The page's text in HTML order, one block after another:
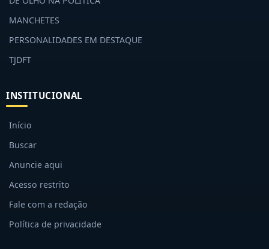
MANCHETES
PERSONALIDADES EM DESTAQUE
TJDFT
INSTITUCIONAL
Início
Buscar
Anuncie aqui
Acesso restrito
Fale com a redação
Política de privacidade